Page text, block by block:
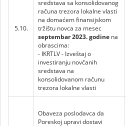
5.10.
sredstava sa konsolidovanog
računa trezora lokalne vlasti
na domaćem finansijskom
tržištu novca za mesec
septembar 2023. godine na
obrascima:
- IKRTLV - Izveštaj o
investiranju novčanih
sredstava na
konsolidovanom računu
trezora lokalne vlasti
Obaveza poslodavca da
Poreskoj upravi dostavi